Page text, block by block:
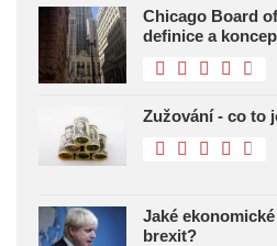
Chicago Board
definice a
Zužování - co to
Jaké
brexit?